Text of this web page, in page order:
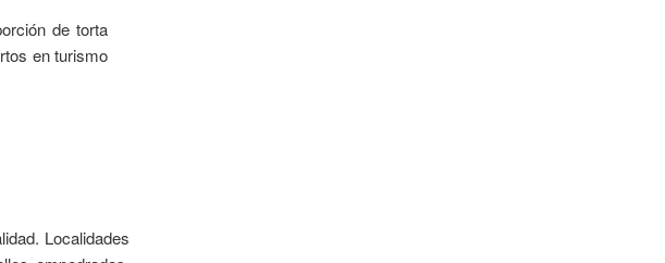
de torta
en turismo
Localidades